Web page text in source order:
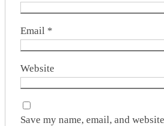
Email *
Website
Save my name, email, and